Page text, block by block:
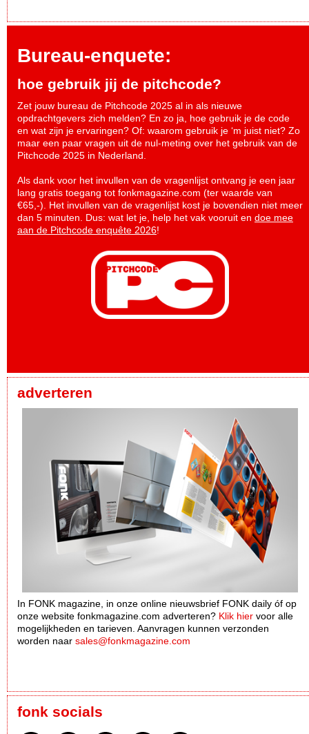
Bureau-enquete:
hoe gebruik jij de pitchcode?
Zet jouw bureau de Pitchcode 2025 al in als nieuwe
opdrachtgevers zich melden? En zo ja, hoe gebruik je de code
en wat zijn je ervaringen? Of: waarom gebruik je ‘m juist niet? Zo
maar een paar vragen uit de nul-meting over het gebruik van de
Pitchcode 2025 in Nederland.
Als dank voor het invullen van de vragenlijst ontvang je een jaar
lang gratis toegang tot fonkmagazine.com (ter waarde van
€65,-). Het invullen van de vragenlijst kost je bovendien niet meer
dan 5 minuten. Dus: wat let je, help het vak vooruit en doe mee
aan de Pitchcode enquête 2026!
adverteren
In FONK magazine, in onze online nieuwsbrief FONK daily óf op
onze website fonkmagazine.com adverteren? Klik hier voor alle
mogelijkheden en tarieven. Aanvragen kunnen verzonden
worden naar sales@fonkmagazine.com
fonk socials